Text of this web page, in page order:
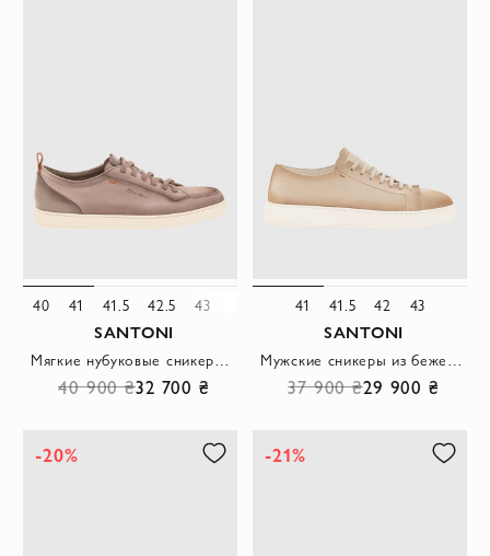
40 41 41.5 42.5 43
SANTONI
Мягкие нубуковые сникеры Monte Carlo бежевого цвета
40 900 ₴32 700 ₴
41 41.5 42 43
SANTONI
Мужские сникеры из бежевой патинированной замши с мягкой текстурой
37 900 ₴29 900 ₴
-20% -21%